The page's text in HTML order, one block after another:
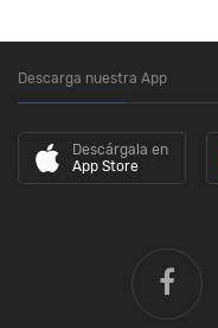
Descarga nuestra App
Descárgala en
App Store